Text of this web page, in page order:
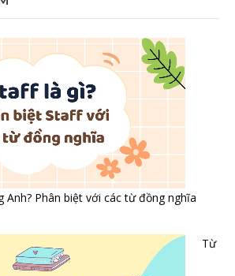
Anh? Phân biệt với các từ đồng nghĩa
Từ